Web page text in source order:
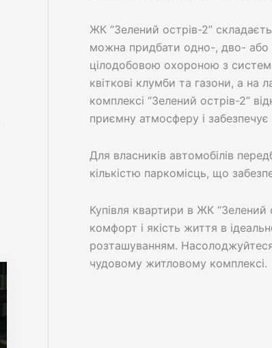
ЖК “Зелений острів-2”
можна придбати одно-, дво- або
цілодобовою охороною з
квіткові клумби та газони, а на
комплексі “Зелений острів-2”
приємну атмосферу і
Для власників автомобілів
кількістю паркомісць, що
Купівля квартири в ЖК
комфорт і якість життя в
розташуванням.
чудовому житловому комплексі.